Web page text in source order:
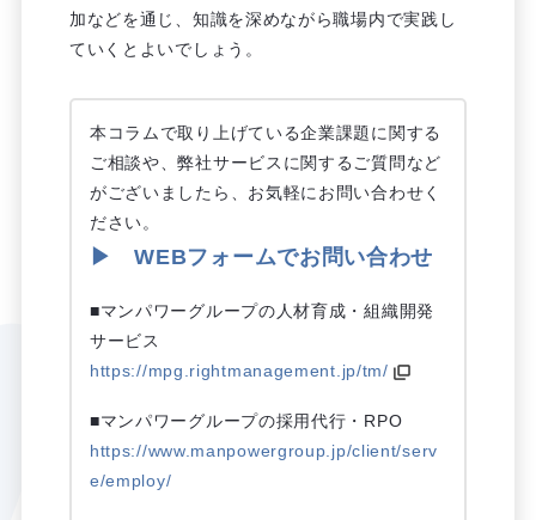
加などを通じ、知識を深めながら職場内で実践し
ていくとよいでしょう。
本コラムで取り上げている企業課題に関する
ご相談や、弊社サービスに関するご質問など
がございましたら、お気軽にお問い合わせく
ださい。
▶ WEBフォームでお問い合わせ
■マンパワーグループの人材育成・組織開発
サービス
https://mpg.rightmanagement.jp/tm/
■マンパワーグループの採用代行・RPO
https://www.manpowergroup.jp/client/serv
e/employ/